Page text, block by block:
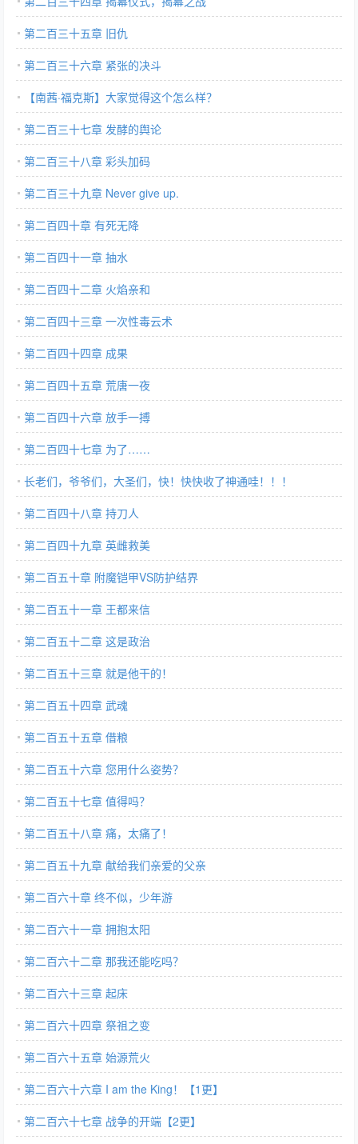
第二百三十五章 旧仇
第二百三十六章 紧张的决斗
【南茜·福克斯】大家觉得这个怎么样？
第二百三十七章 发酵的舆论
第二百三十八章 彩头加码
第二百三十九章 Never give up.
第二百四十章 有死无降
第二百四十一章 抽水
第二百四十二章 火焰亲和
第二百四十三章 一次性毒云术
第二百四十四章 成果
第二百四十五章 荒唐一夜
第二百四十六章 放手一搏
第二百四十七章 为了……
长老们，爷爷们，大圣们，快！快快收了神通哇！！！
第二百四十八章 持刀人
第二百四十九章 英雌救美
第二百五十章 附魔铠甲VS防护结界
第二百五十一章 王都来信
第二百五十二章 这是政治
第二百五十三章 就是他干的！
第二百五十四章 武魂
第二百五十五章 借粮
第二百五十六章 您用什么姿势？
第二百五十七章 值得吗？
第二百五十八章 痛，太痛了！
第二百五十九章 献给我们亲爱的父亲
第二百六十章 终不似，少年游
第二百六十一章 拥抱太阳
第二百六十二章 那我还能吃吗？
第二百六十三章 起床
第二百六十四章 祭祖之变
第二百六十五章 始源荒火
第二百六十六章 I am the King！【1更】
第二百六十七章 战争的开端【2更】